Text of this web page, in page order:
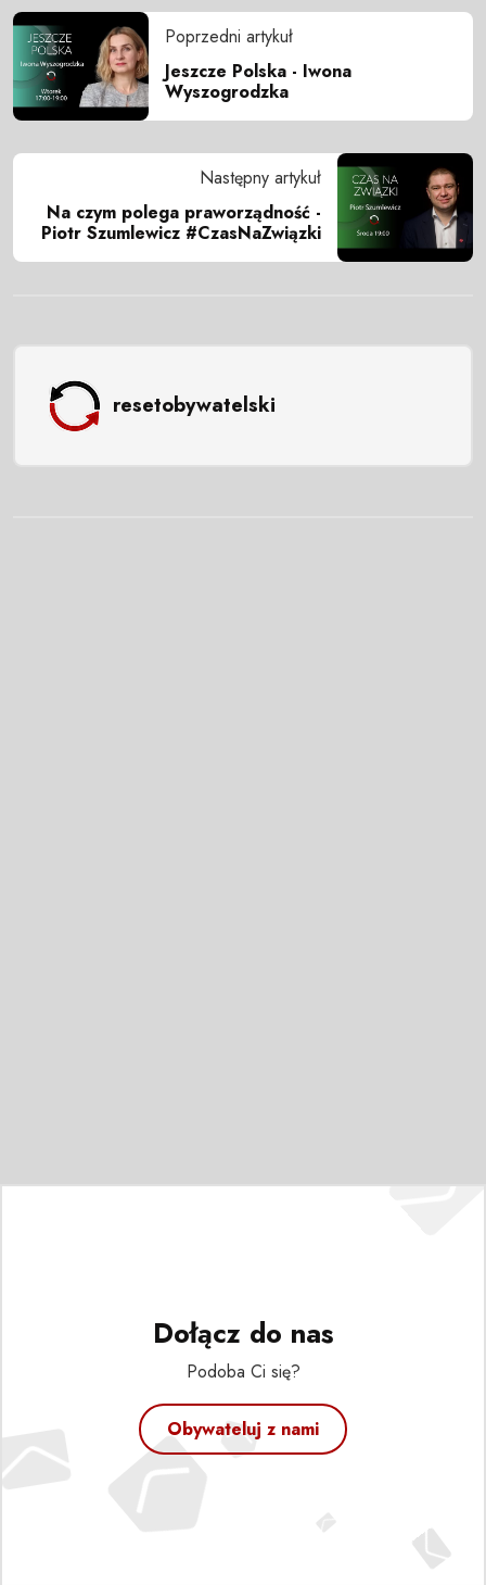
Poprzedni artykuł
Jeszcze Polska - Iwona
Wyszogrodzka
Następny artykuł
Na czym polega praworządność -
Piotr Szumlewicz #CzasNaZwiązki
resetobywatelski
Dołącz do nas
Podoba Ci się?
Obywateluj z nami